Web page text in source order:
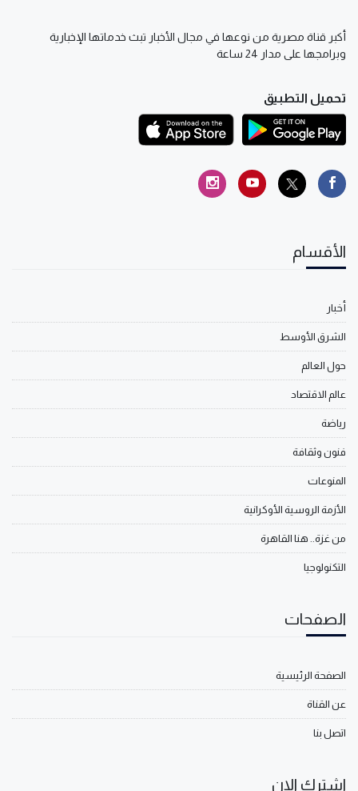
أكبر قناة مصرية من نوعها في مجال الأخبار تبث خدماتها الإخبارية
وبرامجها على مدار 24 ساعة
تحميل التطبيق
الأقسام
أخبار
الشرق الأوسط
حول العالم
عالم الاقتصاد
رياضة
فنون وثقافة
المنوعات
الأزمة الروسية الأوكرانية
من غزة.. هنا القاهرة
التكنولوجيا
الصفحات
الصفحة الرئيسية
عن القناة
اتصل بنا
اشترك الان